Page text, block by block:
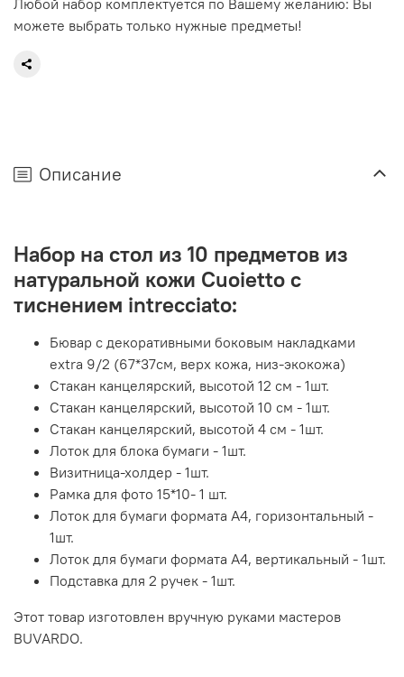
можете выбрать только нужные предметы!
Описание
Набор на стол из 10 предметов из
натуральной кожи Cuoietto с
тиснением intrecciato:
Бювар с декоративными боковым накладками
extra 9/2 (67*37см, верх кожа, низ-экокожа)
Стакан канцелярский, высотой 12 см - 1шт.
Стакан канцелярский, высотой 10 см - 1шт.
Стакан канцелярский, высотой 4 см - 1шт.
Лоток для блока бумаги - 1шт.
Визитница-холдер - 1шт.
Рамка для фото 15*10- 1 шт.
Лоток для бумаги формата А4, горизонтальный -
1шт.
Лоток для бумаги формата А4, вертикальный - 1шт.
Подставка для 2 ручек - 1шт.
Этот товар изготовлен вручную руками мастеров
BUVARDO.